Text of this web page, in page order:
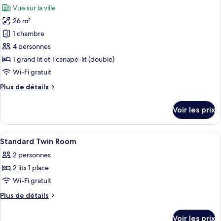
Chambre
Standard
avec
lits
jumeaux
les
photos
pour
ce
type
de
chambre :
Chambre
lits
jumeaux
Vue sur la ville
26 m²
1 chambre
4 personnes
1 grand lit et 1 canapé-lit (double)
Wi-Fi gratuit
Plus de détails
Plus
le
type
de
Chambre
Confort
lits
jumeaux
Voir les prix
Afficher
toutes
les
photos
pour
ce
Une chambre d’hôtel avec deux
2
Standard Twin Room
2 personnes
2 lits 1 place
Wi-Fi gratuit
Plus de détails
Plus
Voir les prix